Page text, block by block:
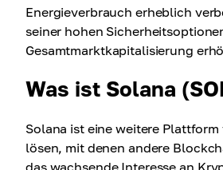
Energieverbrauch erheblich
seiner hohen
Gesamtmarktkapitalisierung
Was ist Solana
Solana ist eine weitere
lösen, mit denen andere
das wachsende Interesse an